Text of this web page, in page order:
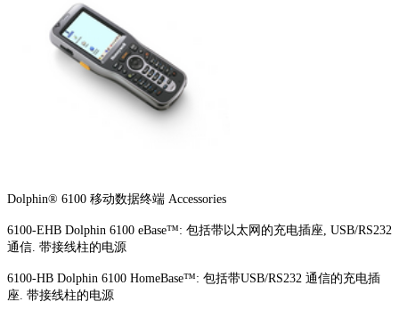
Dolphin® 6100 移动数据终端 Accessories
6100-EHB Dolphin 6100 eBase™: 包括带以太网的充电插座, USB/RS232
通信. 带接线柱的电源
6100-HB Dolphin 6100 HomeBase™: 包括带USB/RS232 通信的充电插
座. 带接线柱的电源